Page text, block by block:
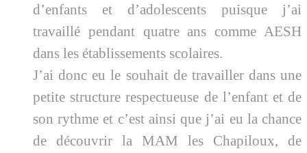
d’enfants et d’adolescents puisque j’ai
travaillé pendant quatre ans comme AESH
dans les établissements scolaires.
J’ai donc eu le souhait de travailler dans une
petite structure respectueuse de l’enfant et de
son rythme et c’est ainsi que j’ai eu la chance
de découvrir la MAM les Chapiloux, de